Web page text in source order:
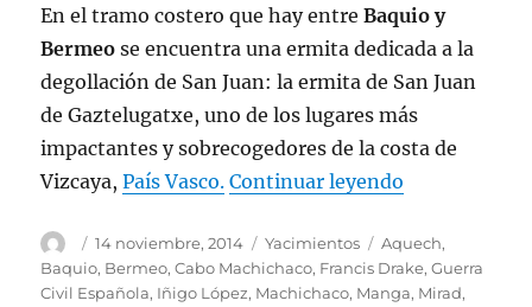
En el tramo costero que hay entreBaquio y
Bermeo se encuentra una ermita dedicada a la
degollación de San Juan: la ermita de San Juan
de Gaztelugatxe, uno de los lugares más
impactantes y sobrecogedores de la costa de
Vizcaya,País Vasco. Continuar leyendo
AutorPublicado
el
14 noviembre, 2014 Categorías
Yacimientos Etiquetas
Aquech,
Baquio, Bermeo,Cabo Machichaco, Francis Drake,Guerra
Civil Española, Iñigo López, Machichaco, Manga, Mirad,